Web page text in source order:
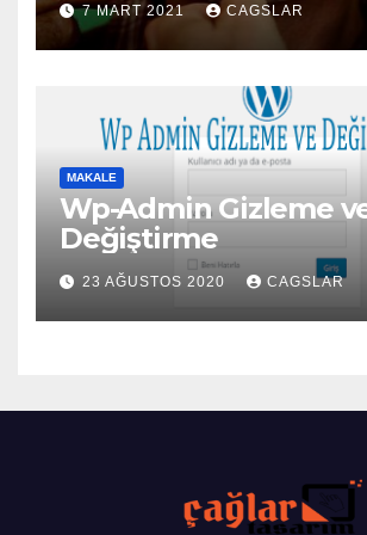
7 MART 2021 CAGSLAR
MAKALE
Wp-Admin Gizleme
Değiştirme
23 AĞUSTOS 2020 CAGSLAR